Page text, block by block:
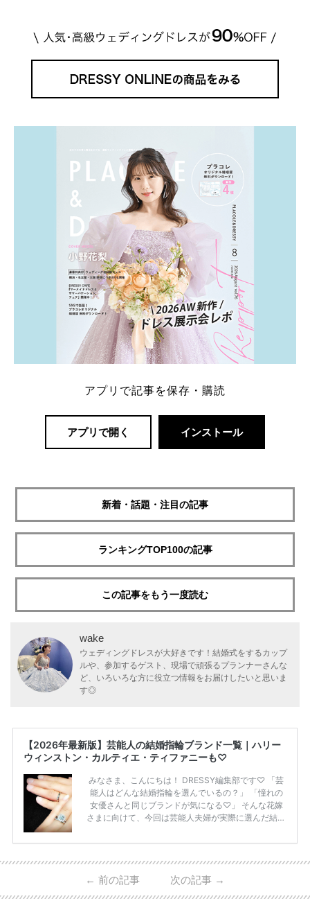
アプリで記事を保存・購読
アプリで開く インストール
新着・話題・注目の記事
ランキングTOP100の記事
この記事をもう一度読む
wake
ウェディングドレスが大好きです！結婚式をするカップ
ルや、参加するゲスト、現場で頑張るプランナーさんな
ど、いろいろな方に役立つ情報をお届けしたいと思いま
す◎
【2026年最新版】芸能人の結婚指輪ブランド一覧｜ハリー
ウィンストン・カルティエ・ティファニーも♡
みなさま、こんにちは！ DRESSY編集部です♡ 「芸
能人はどんな結婚指輪を選んでいるの？」 「憧れの
女優さんと同じブランドが気になる♡」 そんな花嫁
さまに向けて、今回は芸能人夫婦が実際に選んだ結婚
ーウィンストンやカルティエ、ティファニーなど世界
日本で人気のブランドまで幅広くご紹介。 さらに、
・愛用している芸能人夫婦 ・リングの特徴や魅力 ・
← 前の記事 次の記事 →